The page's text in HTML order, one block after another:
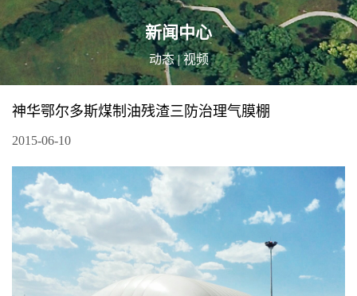
新闻中心
动态|视频
神华鄂尔多斯煤制油残渣三防治理气膜棚
2015-06-10